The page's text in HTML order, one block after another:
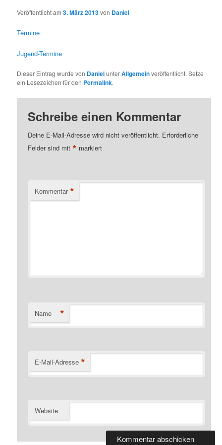
Veröffentlicht am3. März 2013von Daniel
Termine
Jugend-Termine
Dieser Eintrag wurde von DanielunterAllgemeinveröffentlicht. Setze
ein Lesezeichen für den Permalink.
Schreibe einen Kommentar
Deine E-Mail-Adresse wird nicht veröffentlicht. Erforderliche
Felder sind mit* markiert
Kommentar *
Name *
E-Mail-Adresse *
Website